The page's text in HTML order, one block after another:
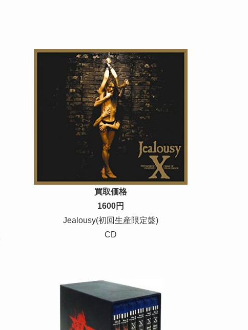
買取価格
1600円
Jealousy(初回生産限定盤)
CD